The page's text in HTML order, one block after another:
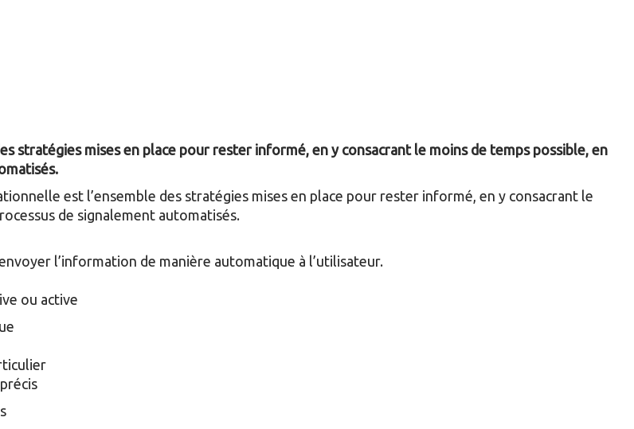
stratégies mises en place pour rester informé, en y consacrant le moins de temps possible, en
est l’ensemble des stratégies mises en place pour rester informé, en y consacrant le
de signalement automatisés.
l’information de manière automatique à l’utilisateur.
ou active